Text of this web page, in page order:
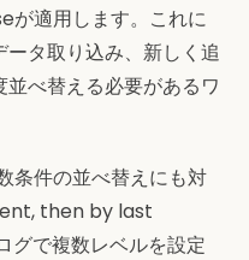
が適用します。これに
タ取り込み、新しく追
べ替える必要があるワ
条件の並べ替えにも対
then by last
で複数レベルを設定